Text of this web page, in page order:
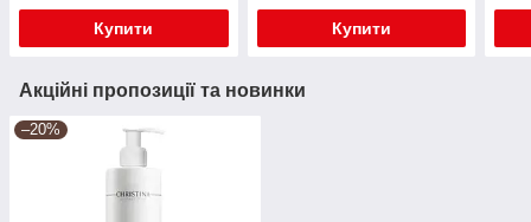
Купити Купити
Акційні пропозиції та новинки
–20%